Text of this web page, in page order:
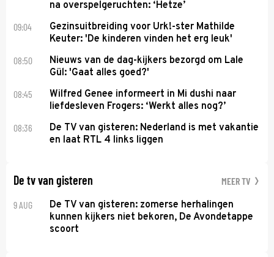
na overspelgeruchten: ‘Hetze’
09:04
Gezinsuitbreiding voor Urk!-ster Mathilde
Keuter: 'De kinderen vinden het erg leuk'
08:50
Nieuws van de dag-kijkers bezorgd om Lale
Gül: 'Gaat alles goed?'
08:45
Wilfred Genee informeert in Mi dushi naar
liefdesleven Frogers: ‘Werkt alles nog?’
08:36
De TV van gisteren: Nederland is met vakantie
en laat RTL 4 links liggen
De tv van gisteren MEER TV
9 AUG
De TV van gisteren: zomerse herhalingen
kunnen kijkers niet bekoren, De Avondetappe
scoort